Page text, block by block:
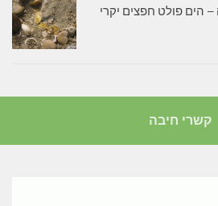
הים פולט חפצים יקרי
קשרי חיבה